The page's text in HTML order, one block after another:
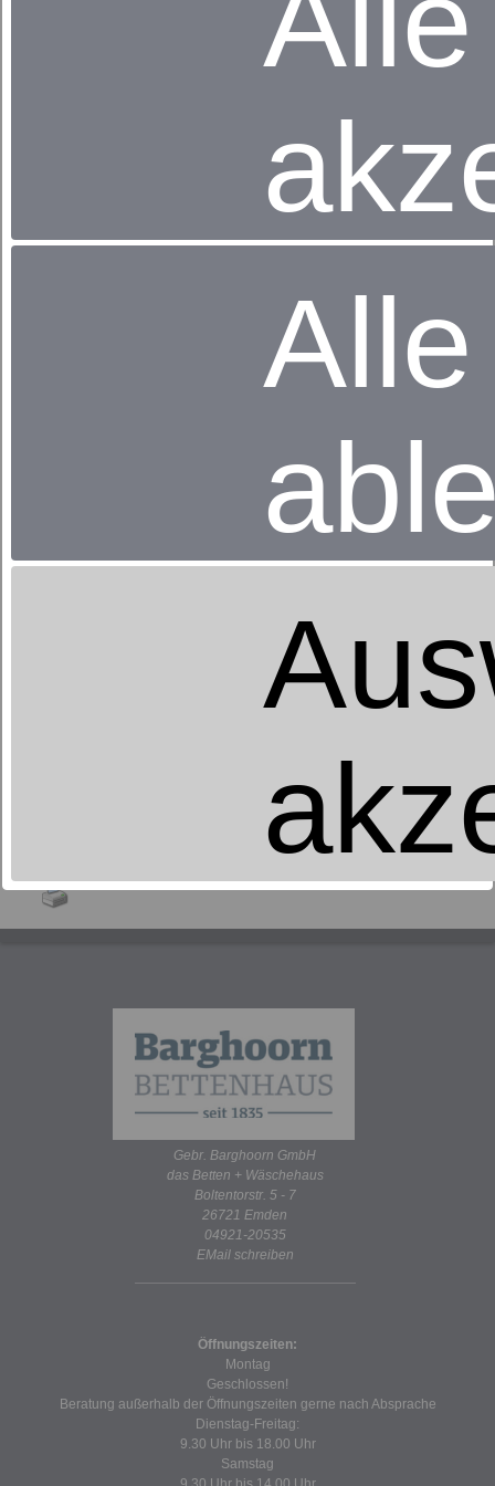
Das Bettsystem dormabell Innova bietet anhand der
dormabell MessSystem 2.0
gewonnen werden, eine Kombination aus einer
in 4 Festigkeiten gibt und somit auch für Personen bis
Liegekomfort trifft auf optimales Schlafklima
Eigenschaften Ihres Bettsystems sollten Sie die
höchsten Ansprüche stellen. Auch hier spielen
körperliche Faktoren bei dem individuellen
Klimaempfinden eine entscheidende Rolle. Während
Personen mit einem sehr niedrigen Körpergewicht
dormabell Innova bietet eine große Auswahl an
verschiedenen Ausführungen, um den individuellen
Bedürfnissen gerecht zu werden.
Verlassen Sie sich bei der Auswahl Ihres individuell
beziehen. In Bezug auf die richtige Ergonomie,
Druckentlastung und ein angenehmes Schlafklima
sollten stets alle möglichen Faktoren in die
Zusammenstellung Ihres neuen Bettsystems
optimal auf Ihren Körper an und schon in kürzester Zeit
können Sie die erste erholsame Nacht darauf
Ergonomie ,Erholung ,Gewicht,
Gebr. Barghoorn GmbH
das Betten + Wäschehaus
Boltentorstr. 5 - 7
26721 Emden
04921-20535
EMail schreiben
Öffnungszeiten:
Montag
Geschlossen!
Beratung außerhalb der Öffnungszeiten gerne nach Absprache
Dienstag-Freitag:
9.30 Uhr bis 18.00 Uhr
Samstag
Alle